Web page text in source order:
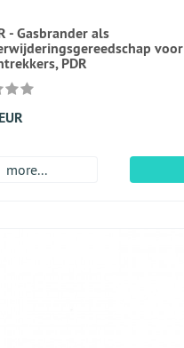
- Gasbrander als
voor
PDR
more...